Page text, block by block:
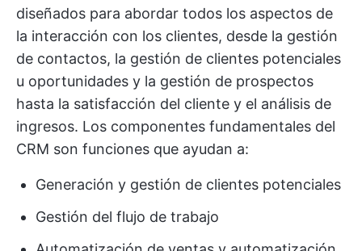
diseñados para abordar todos los aspectos de
la interacción con los clientes, desde la gestión
de contactos, la gestión de clientes potenciales
u oportunidades y la gestión de prospectos
hasta la satisfacción del cliente y el análisis de
ingresos. Los componentes fundamentales del
CRM son funciones que ayudan a:
Generación y gestión de clientes potenciales
Gestión del flujo de trabajo